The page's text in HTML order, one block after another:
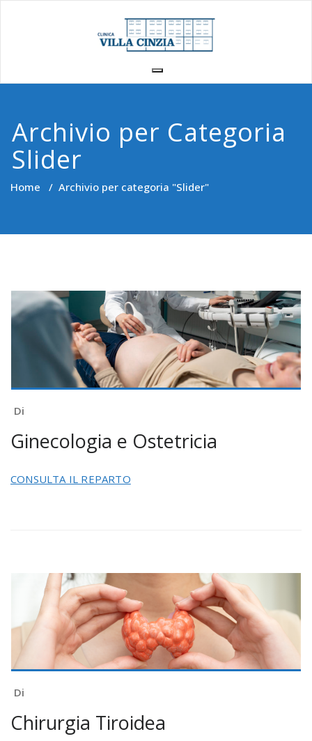
Archivio per Categoria
Slider
Home / Archivio per categoria "Slider"
Di
Ginecologia e Ostetricia
CONSULTA IL REPARTO
Di
Chirurgia Tiroidea